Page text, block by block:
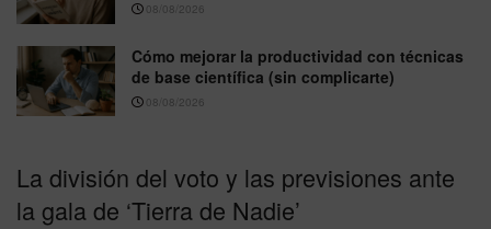
08/08/2026
Cómo mejorar la productividad con técnicas
de base científica (sin complicarte)
08/08/2026
La división del voto y las previsiones ante
la gala de ‘Tierra de Nadie’